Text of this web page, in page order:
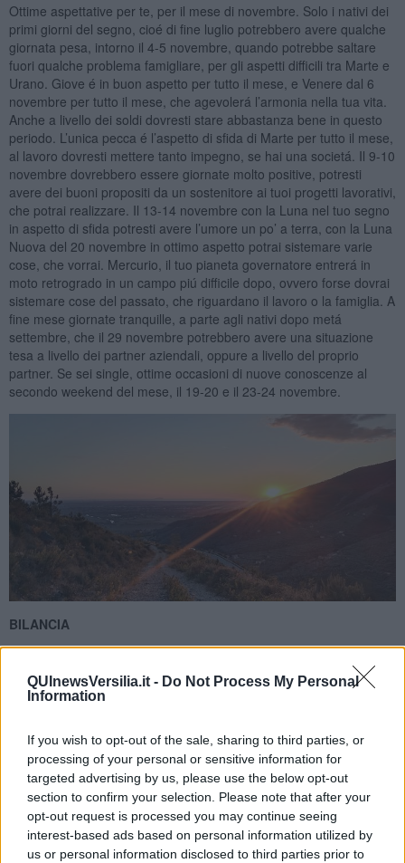
QUInewsVersilia.it - Do Not Process My Personal
Information
If you wish to opt-out of the sale, sharing to third parties, or
processing of your personal or sensitive information for
targeted advertising by us, please use the below opt-out
section to confirm your selection. Please note that after your
opt-out request is processed you may continue seeing
interest-based ads based on personal information utilized by
us or personal information disclosed to third parties prior to
Ottime aspettative per te, per il mese di novembre. Solo i nativi dei
primi giorni del segno, cioé di fine luglio potrebbero avere qualche
giornata pesa, intorno il 4-5 novembre, quando potrebbe saltare
fuori qualche problema famigliare, per gli aspetti difficili tra Marte e
Urano. Giove é in buon aspetto per tutto il mese, e Venere dal 6
novembre per tutto il mese, che agevolerá l’armonia nella tua vita.
Anche a livello dei soldi dovresti stare abbastanza bene in questo
periodo. L’unica pecca é l’aspetto di sfida di Marte per tutto il mese,
al lavoro dovresti mettere tanto impegno, se hai una societá. Il 9-10
novembre dovrebbero essere giornate molto positive, potresti
avere dei buoni propositi da un sostenitore ai tuoi progetti lavorativi,
che potrai realizzare. Il 13-14 novembre con la Luna nel tuo segno
in aspetto di sfida potresti avere l’umore un po’ a terra, con la Luna
Nuova del 20 novembre in ottimo aspetto potrai sistemare varie
cose, che vorrai. Mercurio, il tuo pianeta governatore entrerá in
moto retrogrado in un campo piú difficile dopo, ovvero forse dovrai
sistemare cose del passato, che riguardano il lavoro o la famiglia. A
fine mese giornate tranquille, a parte agli nativi dopo metá
settembre, che il 29 novembre potrebbero avere una situazione
tesa a livello dei partner aziendali, oppure a livello del proprio
partner. Se sei single, ottime occasioni di nuove conoscenze al
secondo weekend del mese, il 19-20 e il 23-24 novembre.
BILANCIA
Venere é nel tuo segno da qualche settimana, e ci sará ancora fino
il 6 novembre, sicuramente avrai acquistato piú sicurezza in te
stesso ultimamente, le cose vanno un po’ meglio di prima. Ora poi,
che Marte dal 4 novembre sará per tutto il mese in buon aspetto,
Mercurio, pianeta dell’intelligenza, della logica sará dalla tua parte,
fino il 19 novembre. Comunque, se devi fare qualche contratto o
devi sbrigare delle cose burocratiche, sará meglio a farlo entro 9
novembre, che Mercurio da allora andrá in moto retrogrado, che
potrebbe rallentare le cose, portare delle complicazioni. Passata la
Luna Piena, il 7-8 novembre dovrebbero essere giornate fortunate,
con la Luna nel segno amico Gemelli. L’11-12 novembre potrebbe